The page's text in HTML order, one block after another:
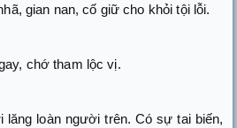
gian nan, cố giữ cho khỏi tội lỗi.
chớ tham lộc vị.
loàn người trên. Có sự tai biến,